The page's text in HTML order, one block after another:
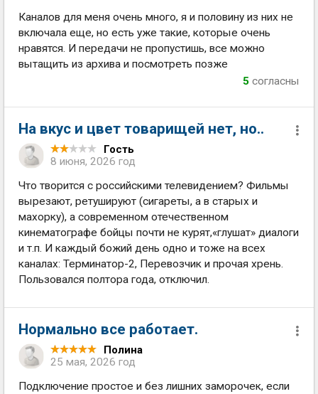
Каналов для меня очень много, я и половину из них не
включала еще, но есть уже такие, которые очень
нравятся. И передачи не пропустишь, все можно
вытащить из архива и посмотреть позже
5 согласны
На вкус и цвет товарищей нет, но..
Гость
8 июня, 2026 год
Что творится с российскими телевидением? Фильмы
вырезают, ретушируют (сигареты, а в старых и
махорку), а современном отечественном
кинематографе бойцы почти не курят,«глушат» диалоги
и т.п. И каждый божий день одно и тоже на всех
каналах: Терминатор-2, Перевозчик и прочая хрень.
Пользовался полтора года, отключил.
Нормально все работает.
Полина
25 мая, 2026 год
Подключение простое и без лишних заморочек, если